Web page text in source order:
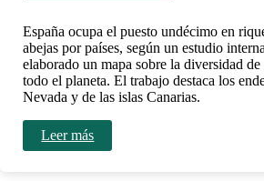
España ocupa el puesto undécimo en
abejas por países, según un estudio
elaborado un mapa sobre la diversidad de
todo el planeta. El trabajo destaca los
Nevada y de las islas Canarias.
Leer más